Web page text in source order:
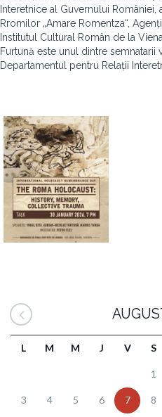
Interetnice al Guvernului României,
Rromilor „Amare Romentza“,
Institutul Cultural Român de la
Furtună este unul dintre semnatarii
Departamentul pentru Relații
L M M J V S
1
3 4 5 6 7 8